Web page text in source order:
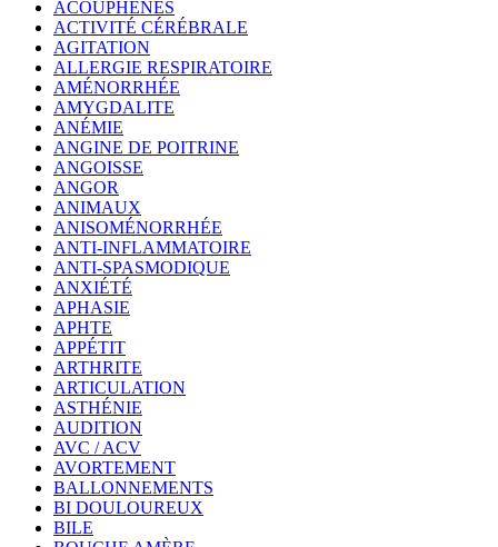
ACOUPHÈNES
ACTIVITÉ CÉRÉBRALE
AGITATION
ALLERGIE RESPIRATOIRE
AMÉNORRHÉE
AMYGDALITE
ANÉMIE
ANGINE DE POITRINE
ANGOISSE
ANGOR
ANIMAUX
ANISOMÉNORRHÉE
ANTI-INFLAMMATOIRE
ANTI-SPASMODIQUE
ANXIÉTÉ
APHASIE
APHTE
APPÉTIT
ARTHRITE
ARTICULATION
ASTHÉNIE
AUDITION
AVC / ACV
AVORTEMENT
BALLONNEMENTS
BI DOULOUREUX
BILE